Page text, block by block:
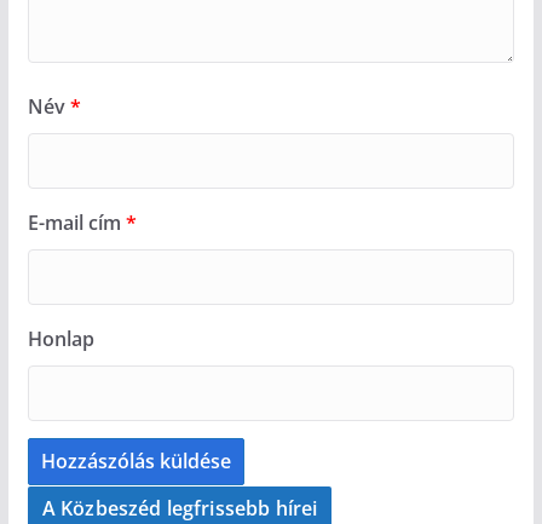
Név*
E-mail cím *
Honlap
A Közbeszéd legfrissebb hírei